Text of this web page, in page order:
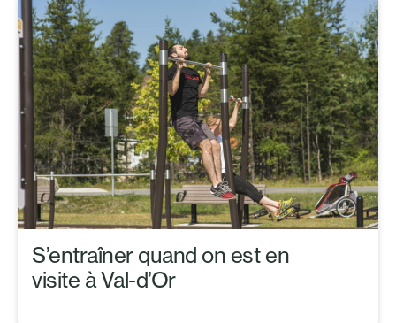
S’entraîner quand on est en
visite à Val-d’Or